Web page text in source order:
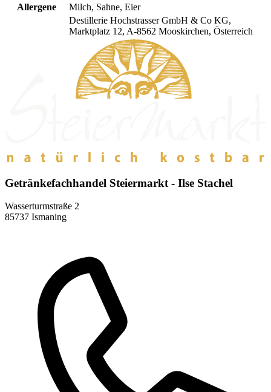
Allergene
Milch, Sahne, Eier
Destillerie Hochstrasser GmbH & Co KG,
Marktplatz 12, A-8562 Mooskirchen, Österreich
Getränkefachhandel Steiermarkt - Ilse Stachel
Wasserturmstraße 2
85737 Ismaning